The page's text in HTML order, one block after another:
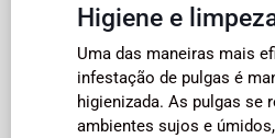
Higiene e
Uma das maneiras mais
infestação de pulgas é
higienizada. As pulgas se
ambientes sujos e